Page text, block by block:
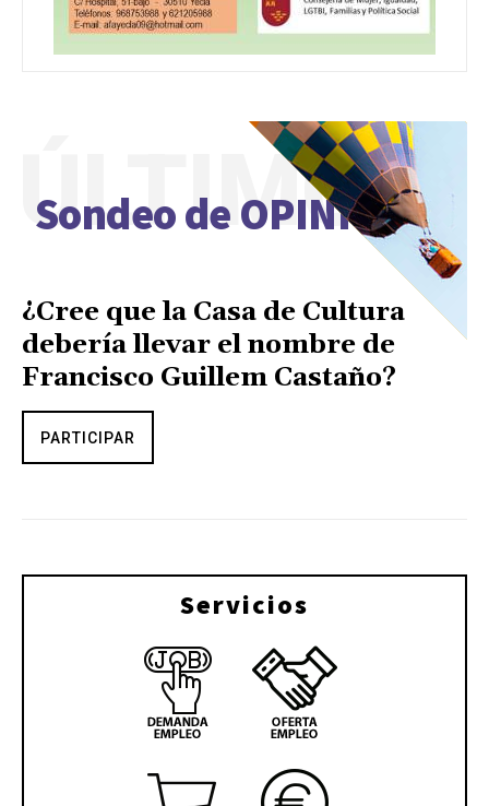
Sondeo de OPINIÓN
ÚLTIMO
¿Cree que la Casa de Cultura
debería llevar el nombre de
Francisco Guillem Castaño?
PARTICIPAR
Servicios